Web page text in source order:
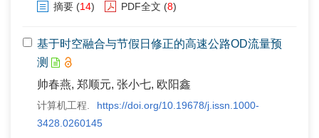
摘要 (14) PDF全文 (8)
基于时空融合与节假日修正的高速公路OD流量预
测
帅春燕, 郑顺元, 张小七, 欧阳鑫
计算机工程.
https://doi.org/10.19678/j.issn.1000-
3428.0260145